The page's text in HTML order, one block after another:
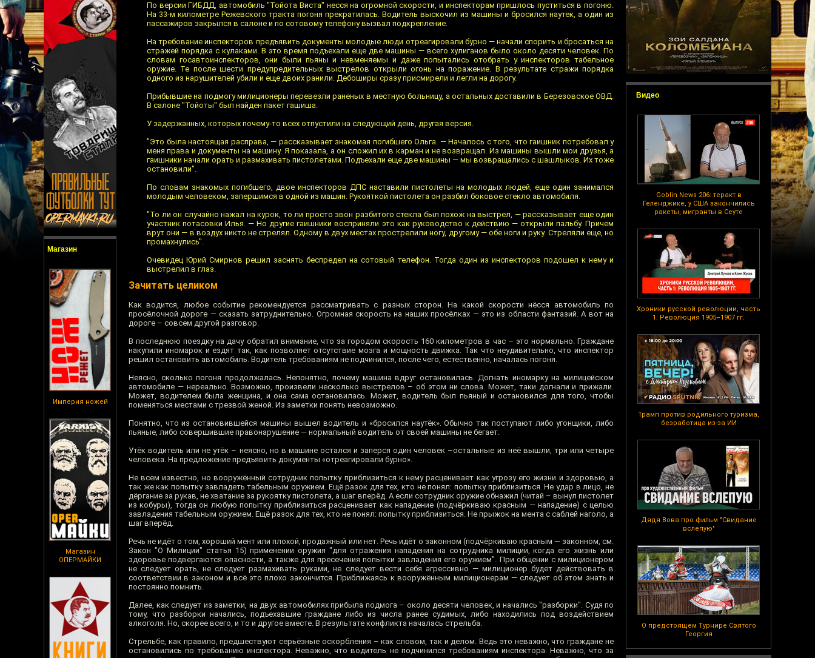
Магазин
Империя ножей
Магазин
ОПЕРМАЙКИ
Видео
Goblin News 206: теракт в
Геленджике, у США закончились
ракеты, мигранты в Сеуте
Хроники русской революции, часть
1: Революция 1905–1907 гг.
Трамп против родильного туризма,
безработица из-за ИИ
Дядя Вова про фильм "Свидание
вслепую"
О предстоящем Турнире Святого
Георгия
По версии ГИБДД, автомобиль "Тойота Виста" несся на огромной скорости, и инспекторам пришлось пуститься в погоню.
На 33-м километре Режевского тракта погоня прекратилась. Водитель выскочил из машины и бросился наутек, а один из
пассажиров закрылся в салоне и по сотовому телефону вызвал подкрепление.
На требование инспекторов предъявить документы молодые люди отреагировали бурно — начали спорить и бросаться на
стражей порядка с кулаками. В это время подъехали еще две машины — всего хулиганов было около десяти человек. По
словам госавтоинспекторов, они были пьяны и невменяемы и даже попытались отобрать у инспекторов табельное
оружие. Те после шести предупредительных выстрелов открыли огонь на поражение. В результате стражи порядка
одного из нарушителей убили и еще двоих ранили. Дебоширы сразу присмирели и легли на дорогу.
Прибывшие на подмогу милиционеры перевезли раненых в местную больницу, а остальных доставили в Березовское ОВД.
В салоне "Тойоты" был найден пакет гашиша.
У задержанных, которых почему-то всех отпустили на следующий день, другая версия.
"Это была настоящая расправа, — рассказывает знакомая погибшего Ольга. — Началось с того, что гаишник потребовал у
меня права и документы на машину. Я показала, а он сложил их в карман и не возвращал. Из машины вышли мои друзья, а
гаишники начали орать и размахивать пистолетами. Подъехали еще две машины — мы возвращались с шашлыков. Их тоже
остановили".
По словам знакомых погибшего, двое инспекторов ДПС наставили пистолеты на молодых людей, еще один занимался
молодым человеком, запершимся в одной из машин. Рукояткой пистолета он разбил боковое стекло автомобиля.
"То ли он случайно нажал на курок, то ли просто звон разбитого стекла был похож на выстрел, — рассказывает еще один
участник потасовки Илья. — Но другие гаишники восприняли это как руководство к действию — открыли пальбу. Причем
врут они — в воздух никто не стрелял. Одному в двух местах прострелили ногу, другому — обе ноги и руку. Стреляли еще, но
промахнулись".
Очевидец Юрий Смирнов решил заснять беспредел на сотовый телефон. Тогда один из инспекторов подошел к нему и
выстрелил в глаз.
Зачитать целиком
Как водится, любое событие рекомендуется рассматривать с разных сторон. На какой скорости нёсся автомобиль по
просёлочной дороге — сказать затруднительно. Огромная скорость на наших просёлках — это из области фантазий. А вот на
дороге – совсем другой разговор.
В последнюю поездку на дачу обратил внимание, что за городом скорость 160 километров в час – это нормально. Граждане
накупили иномарок и ездят так, как позволяет отсутствие мозга и мощность движка. Так что неудивительно, что инспектор
решил остановить автомобиль. Водитель требованиям не подчинился, после чего, естественно, началась погоня.
Неясно, сколько погоня продолжалась. Непонятно, почему машина вдруг остановилась. Догнать иномарку на милицейском
автомобиле — нереально. Возможно, произвели несколько выстрелов – об этом ни слова. Может, таки догнали и прижали.
Может, водителем была женщина, и она сама остановилась. Может, водитель был пьяный и остановился для того, чтобы
поменяться местами с трезвой женой. Из заметки понять невозможно.
Понятно, что из остановившейся машины вышел водитель и «бросился наутёк». Обычно так поступают либо угонщики, либо
пьяные, либо совершившие правонарушение — нормальный водитель от своей машины не бегает.
Утёк водитель или не утёк – неясно, но в машине остался и заперся один человек –остальные из неё вышли, три или четыре
человека. На предложение предъявить документы «отреагировали бурно».
Не всем известно, но вооружённый сотрудник попытку приблизиться к нему расценивает как угрозу его жизни и здоровью, а
так же как попытку завладеть табельным оружием. Ещё разок для тех, кто не понял: попытку приблизиться. Не удар в лицо, не
дёргание за рукав, не хватание за рукоятку пистолета, а шаг вперёд. А если сотрудник оружие обнажил (читай – вынул пистолет
из кобуры), тогда он любую попытку приблизиться расценивает как нападение (подчёркиваю красным — нападение) с целью
завладения табельным оружием. Ещё разок для тех, кто не понял: попытку приблизиться. Не прыжок на мента с саблей наголо, а
шаг вперёд.
Речь не идёт о том, хороший мент или плохой, продажный или нет. Речь идёт о законном (подчёркиваю красным — законном, см.
Закон "О Милиции" статья 15) применении оружия "для отражения нападения на сотрудника милиции, когда его жизнь или
здоровье подвергаются опасности, а также для пресечения попытки завладения его оружием". При общении с милиционером
не следует орать, не следует размахивать руками, не следует вести себя агрессивно — милиционер будет действовать в
соответствии в законом и всё это плохо закончится. Приближаясь к вооружённым милиционерам — следует об этом знать и
постоянно помнить.
Далее, как следует из заметки, на двух автомобилях прибыла подмога – около десяти человек, и начались "разборки". Судя по
тому, что разборки начались, подъехавшие граждане либо из числа ранее судимых, либо находились под воздействием
алкоголя. Но, скорее всего, и то и другое вместе. В результате конфликта началась стрельба.
Стрельбе, как правило, предшествуют серьёзные оскорбления – как словом, так и делом. Ведь это неважно, что граждане не
остановились по требованию инспектора. Неважно, что водитель не подчинился требованиям инспектора. Неважно, что за